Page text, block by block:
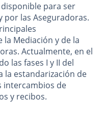
disponible para ser
por las Aseguradoras.
la Mediación y de la
Actualmente, en el
las fases I y II del
la estandarización de
intercambios de
y recibos.